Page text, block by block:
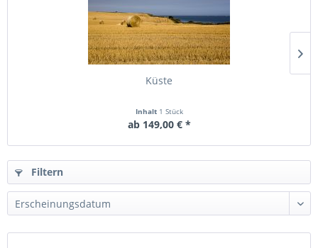
Küste
Inhalt 1 Stück
ab 149,00 € *
Filtern